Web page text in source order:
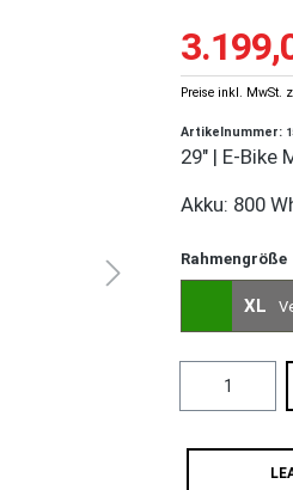
Preise inkl. MwSt.
Artikelnummer:
29" | E-Bike
Akku: 800
Rahmengröße
XL